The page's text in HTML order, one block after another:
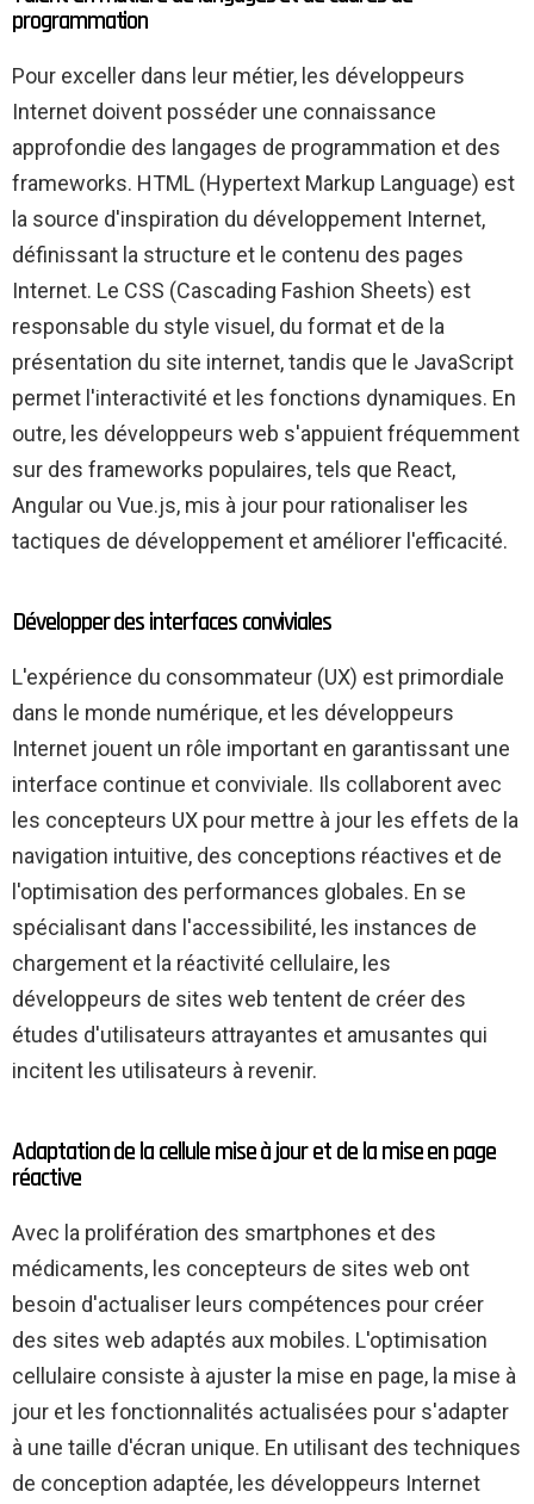
programmation
Pour exceller dans leur métier, les développeurs
Internet doivent posséder une connaissance
approfondie des langages de programmation et des
frameworks. HTML (Hypertext Markup Language) est
la source d'inspiration du développement Internet,
définissant la structure et le contenu des pages
Internet. Le CSS (Cascading Fashion Sheets) est
responsable du style visuel, du format et de la
présentation du site internet, tandis que le JavaScript
permet l'interactivité et les fonctions dynamiques. En
outre, les développeurs web s'appuient fréquemment
sur des frameworks populaires, tels que React,
Angular ou Vue.js, mis à jour pour rationaliser les
tactiques de développement et améliorer l'efficacité.
Développer des interfaces conviviales
L'expérience du consommateur (UX) est primordiale
dans le monde numérique, et les développeurs
Internet jouent un rôle important en garantissant une
interface continue et conviviale. Ils collaborent avec
les concepteurs UX pour mettre à jour les effets de la
navigation intuitive, des conceptions réactives et de
l'optimisation des performances globales. En se
spécialisant dans l'accessibilité, les instances de
chargement et la réactivité cellulaire, les
développeurs de sites web tentent de créer des
études d'utilisateurs attrayantes et amusantes qui
incitent les utilisateurs à revenir.
Adaptation de la cellule mise à jour et de la mise en page
réactive
Avec la prolifération des smartphones et des
médicaments, les concepteurs de sites web ont
besoin d'actualiser leurs compétences pour créer
des sites web adaptés aux mobiles. L'optimisation
cellulaire consiste à ajuster la mise en page, la mise à
jour et les fonctionnalités actualisées pour s'adapter
à une taille d'écran unique. En utilisant des techniques
de conception adaptée, les développeurs Internet